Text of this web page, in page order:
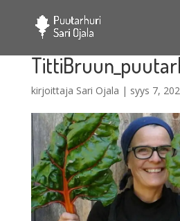
kirjoittaja Sari Ojala | syys 7,